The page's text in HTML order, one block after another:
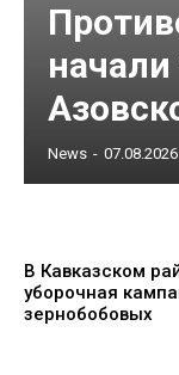
начали
News - 07.08.2026
В Кавказском
уборочная
зернобобовых